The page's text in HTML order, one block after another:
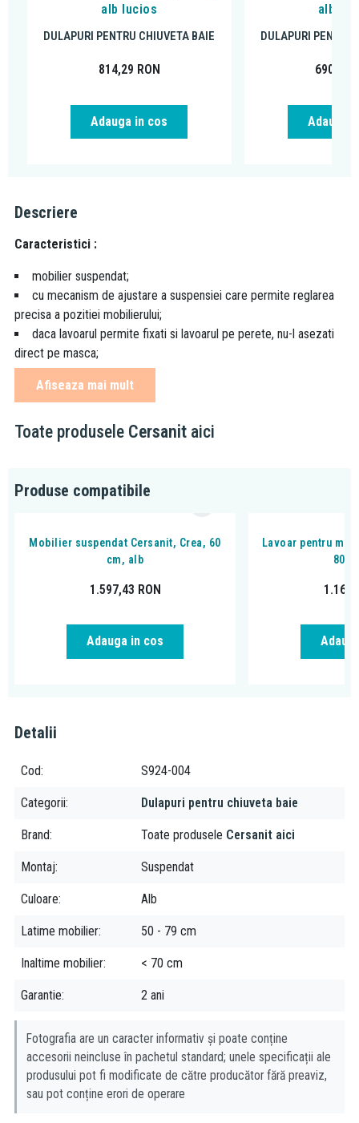
alb lucios
DULAPURI PENTRU CHIUVETA BAIE
814,29 RON
Adauga in cos
alb
DULAPURI PENTRU
690,02
Adauga
Descriere
Caracteristici :
mobilier suspendat;
cu mecanism de ajustare a suspensiei care permite reglarea
precisa a pozitiei mobilierului;
daca lavoarul permite fixati si lavoarul pe perete, nu-l asezati
direct pe masca;
finisaj mobilier: alb lucios;
doua sertare cu inchidere lenta (Soft-Close);
mobilierul detine o tehnologie denumita Aqua Proof cu un grad
dimensiune mobilier (l x a x h): 79,4 x 44,7 x 53,3 cm;
Afiseaza mai mult
Toate produsele Cersanit aici
Produse compatibile
Mobilier suspendat Cersanit, Crea, 60
cm, alb
1.597,43 RON
Adauga in cos
Lavoar pentru
80
Detalii
Cod S924-004
Categorii Dulapuri pentru chiuveta baie
Brand Toate produsele Cersanit aici
Montaj Suspendat
Culoare Alb
Latime mobilier 50 - 79 cm
Inaltime mobilier < 70 cm
Garantie 2 ani
Fotografia are un caracter informativ și poate conține
accesorii neincluse în pachetul standard; unele specificații ale
produsului pot fi modificate de către producător fără preaviz,
sau pot conține erori de operare